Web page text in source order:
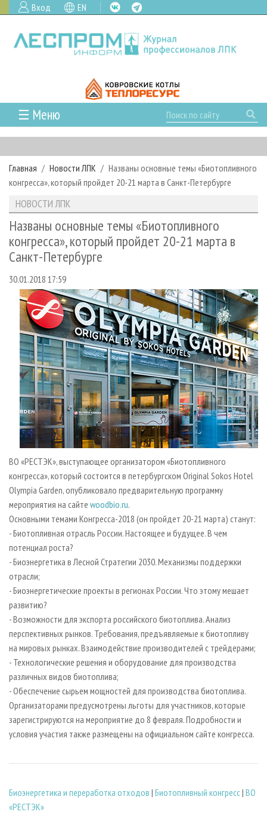
Вход EN
☰ Меню
ГЛАВНАЯ
РУБРИКИ И ТЕМЫ
РУБРИКИ ЖУРНАЛА
ЛЕСОЗАГОТОВКА
ЛЕСОПИЛЕНИЕ
ДЕРЕВООБРАБОТКА
СУШКА ДРЕВЕСИНЫ
ПРОИЗВОДСТВО ДРЕВЕСНЫХ ПЛИТ
ДЕРЕВЯННОЕ ДОМОСТРОЕНИЕ
ПРОИЗВОДСТВО МЕБЕЛИ
БИОЭНЕРГЕТИКА
ЦБП
ИНСТРУМЕНТ И МАТЕРИАЛЫ
НОВОСТИ
НОВОСТИ ЛПК
НОВОСТИ ЖУРНАЛА
НОВОСТИ КОМПАНИЙ
ПРОЕКТЫ ЛПИ
АНАЛИТИКА
ПРЕДПРИЯТИЯ ЛПК
ЛЕСНЫЕ РЕГИОНЫ РОССИИ
ПЕРСОНЫ
МОБИЛЬНЫЕ ВЫСТАВКИ
ОФИЦИАЛЬНЫЕ ДЕЛЕГАЦИИ
ПРИОРИТЕТНЫЕ ИНВЕСТПРОЕКТЫ
RUSSIAN FORESTRY REVIEW
ГАЗЕТА ЛЕСПРОМФОРУМ
БИБЛИОТЕКА СПЕЦИАЛИСТА
АРХИВ ЖУРНАЛОВ
СТАТЬИ
О ЖУРНАЛЕ
ПОДПИСКА
КОНТАКТЫ
РЕКЛАМОДАТЕЛЯМ
РЕКЛАМА
РЕКЛАМА НА САЙТЕ
Главная Новости ЛПК
Названы основные темы «Биотопливного
конгресса», который пройдет 20-21 марта в Санкт-Петербурге
НОВОСТИ ЛПК
Названы основные темы «Биотопливного
конгресса», который пройдет 20-21 марта в
Санкт-Петербурге
30.01.2018 17:59
ВО «РЕСТЭК», выступающее организатором «Биотопливного
конгресса», который состоится в петербургском Original Sokos Hotel
Olympia Garden, опубликовало предварительную программу
мероприятия на сайте woodbio.ru.
Основными темами Конгресса-2018 (он пройдет 20-21 марта) станут:
- Биотопливная отрасль России. Настоящее и будущее. В чем
потенциал роста?
- Биоэнергетика в Лесной Стратегии 2030. Механизмы поддержки
отрасли;
- Биоэнергетические проекты в регионах России. Что этому мешает
развитию?
- Возможности для экспорта российского биотоплива. Анализ
перспективных рынков. Требования, предъявляемые к биотопливу
на мировых рынках. Взаимодействие производителей с трейдерами;
- Технологические решения и оборудование для производства
различных видов биотоплива;
- Обеспечение сырьем мощностей для производства биотоплива.
Организаторами предусмотрены льготы для участников, которые
зарегистрируются на мероприятие до 8 февраля. Подробности и
условия участия также размещены на официальном сайте конгресса.
Биoэнергетика и переработка отходов | Биотопливный конгресс| ВО
«РЕСТЭК»